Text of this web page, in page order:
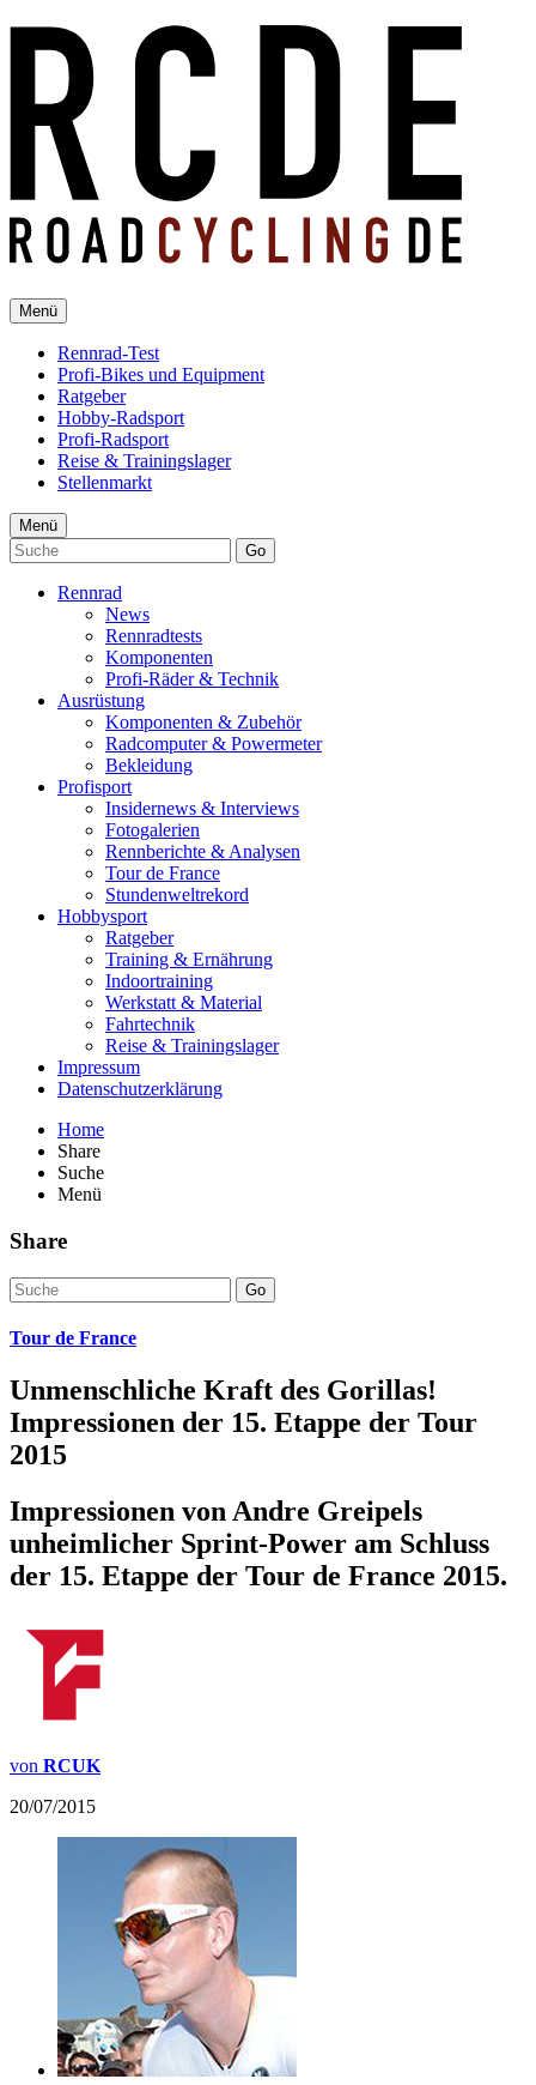
Menü
Rennrad-Test
Profi-Bikes und Equipment
Ratgeber
Hobby-Radsport
Profi-Radsport
Reise & Trainingslager
Stellenmarkt
Menü
Go
Rennrad
News
Rennradtests
Komponenten
Profi-Räder & Technik
Ausrüstung
Komponenten & Zubehör
Radcomputer & Powermeter
Bekleidung
Profisport
Insidernews & Interviews
Fotogalerien
Rennberichte & Analysen
Tour de France
Stundenweltrekord
Hobbysport
Ratgeber
Training & Ernährung
Indoortraining
Werkstatt & Material
Fahrtechnik
Reise & Trainingslager
Impressum
Datenschutzerklärung
Home
Share
Suche
Menü
Share
Go
Tour de France
Unmenschliche Kraft des Gorillas!
Impressionen der 15. Etappe der Tour
2015
Impressionen von Andre Greipels
unheimlicher Sprint-Power am Schluss
der 15. Etappe der Tour de France 2015.
von RCUK
20/07/2015